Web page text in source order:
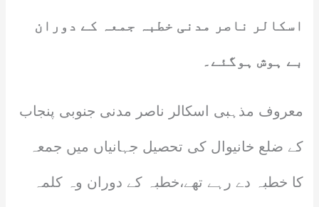
اسکالر ناصر مدنی خطبہ جمعہ کے دوران
بے ہوش ہوگئے۔
معروف مذہبی اسکالر ناصر مدنی جنوبی پنجاب
کے ضلع خانیوال کی تحصیل جہانیاں میں جمعہ
کا خطبہ دے رہے تھے،خطبہ کے دوران وہ کلمہ